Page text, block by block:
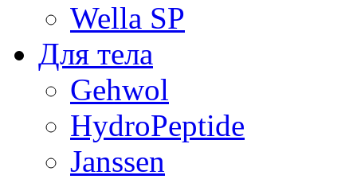
Wella SP
Для тела
Gehwol
HydroPeptide
Janssen